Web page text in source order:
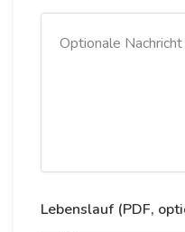
Lebenslauf (PDF,